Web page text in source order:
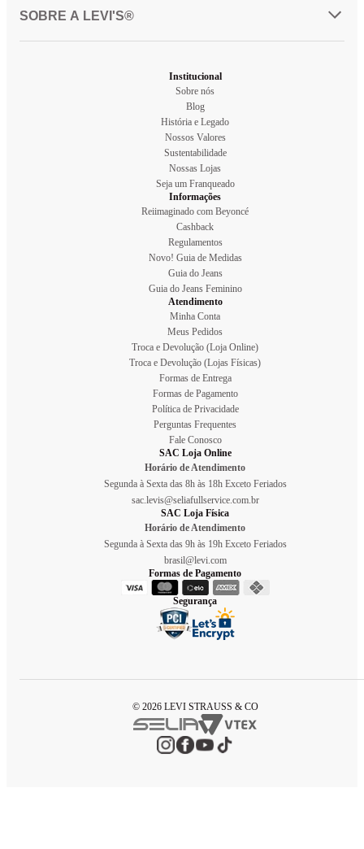
SOBRE A LEVI'S®
Institucional
Sobre nós
Blog
História e Legado
Nossos Valores
Sustentabilidade
Nossas Lojas
Seja um Franqueado
Informações
Reiimaginado com Beyoncé
Cashback
Regulamentos
Novo! Guia de Medidas
Guia do Jeans
Guia do Jeans Feminino
Atendimento
Minha Conta
Meus Pedidos
Troca e Devolução (Loja Online)
Troca e Devolução (Lojas Físicas)
Formas de Entrega
Formas de Pagamento
Política de Privacidade
Perguntas Frequentes
Fale Conosco
SAC Loja Online
Horário de Atendimento
Segunda à Sexta das 8h às 18h Exceto Feriados
sac.levis@seliafullservice.com.br
SAC Loja Física
Horário de Atendimento
Segunda à Sexta das 9h às 19h Exceto Feriados
brasil@levi.com
Formas de Pagamento
Segurança
© 2026 LEVI STRAUSS & CO